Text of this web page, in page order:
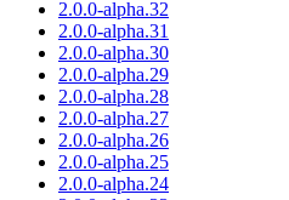
2.0.0-alpha.32
2.0.0-alpha.31
2.0.0-alpha.30
2.0.0-alpha.29
2.0.0-alpha.28
2.0.0-alpha.27
2.0.0-alpha.26
2.0.0-alpha.25
2.0.0-alpha.24